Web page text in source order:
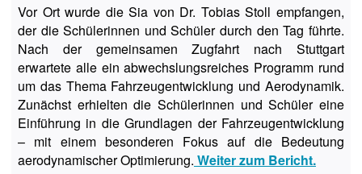
Vor Ort wurde die Sia von Dr. Tobias Stoll empfangen,
der die Schülerinnen und Schüler durch den Tag führte.
Nach der gemeinsamen Zugfahrt nach Stuttgart
erwartete alle ein abwechslungsreiches Programm rund
um das Thema Fahrzeugentwicklung und Aerodynamik.
Zunächst erhielten die Schülerinnen und Schüler eine
Einführung in die Grundlagen der Fahrzeugentwicklung
– mit einem besonderen Fokus auf die Bedeutung
aerodynamischer Optimierung. Weiter zum Bericht.